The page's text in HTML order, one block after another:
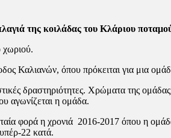
της κοιλάδας του Κλάριου
χωριού.
Καλιανών, όπου πρόκειται για μια
δραστηριότητες. Χρώματα της
αγωνίζεται η ομάδα.
φορά η χρονιά 2016-2017 όπου η
22 κατά.